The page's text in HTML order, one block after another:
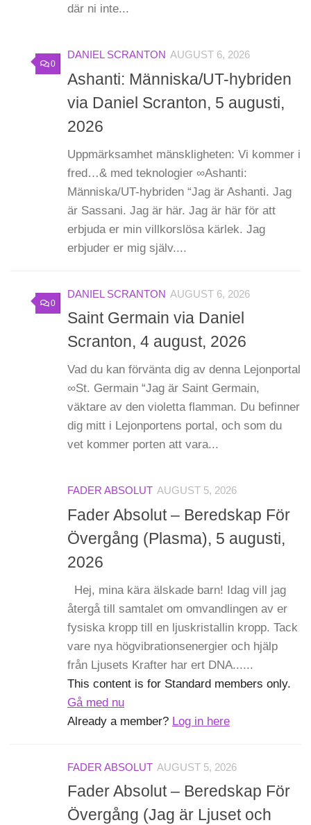
där ni inte...
0
DANIEL SCRANTON AUGUST 6, 2026
Ashanti: Människa/UT-hybriden
via Daniel Scranton, 5 augusti,
2026
Uppmärksamhet mänskligheten: Vi kommer i
fred…& med teknologier ∞Ashanti:
Människa/UT-hybriden “Jag är Ashanti. Jag
är Sassani. Jag är här. Jag är här för att
erbjuda er min villkorslösa kärlek. Jag
erbjuder er mig själv....
0
DANIEL SCRANTON AUGUST 6, 2026
Saint Germain via Daniel
Scranton, 4 august, 2026
Vad du kan förvänta dig av denna Lejonportal
∞St. Germain “Jag är Saint Germain,
väktare av den violetta flamman. Du befinner
dig mitt i Lejonportens portal, och som du
vet kommer porten att vara...
FADER ABSOLUT AUGUST 5, 2026
Fader Absolut – Beredskap För
Övergång (Plasma), 5 augusti,
2026
Hej, mina kära älskade barn! Idag vill jag
återgå till samtalet om omvandlingen av er
fysiska kropp till en ljuskristallin kropp. Tack
vare nya högvibrationsenergier och hjälp
från Ljusets Krafter har ert DNA......
This content is for Standard members only.
Gå med nu
Already a member? Log in here
FADER ABSOLUT AUGUST 5, 2026
Fader Absolut – Beredskap För
Övergång (Jag är Ljuset och